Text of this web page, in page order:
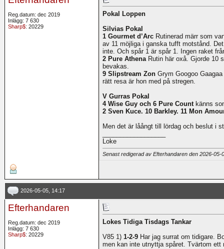
Reg.datum: dec 2019
Inlägg: 7 630
Sharp$: 20229
Pokal Loppen
Silvias Pokal
1 Gourmet d’Arc Rutinerad märr som
av 11 möjliga i ganska tufft motstånd.
inte. Och spår 1 är spår 1. Ingen raket
2 Pure Athena Rutin här oxå. Gjorde 10
bevakas.
9 Slipstream Zon Grym Googoo
rätt resa är hon med på stregen.
V Gurras Pokal
4 Wise Guy och 6 Pure Count känns
2 Sven Kuce. 10 Barkley. 11 Mon
Men det är låångt till lördag och beslut i
Loke
Senast redigerad av Efterhandaren den 2026-
2026-05-05, 14:17
Efterhandaren
Reg.datum: dec 2019
Inlägg: 7 630
Sharp$: 20229
Lokes Tidiga Tisdags Tankar
V85 1) 1-2-9 Har jag surrat om tidigare.
men kan inte utnyttja spåret. Tvärtom ett